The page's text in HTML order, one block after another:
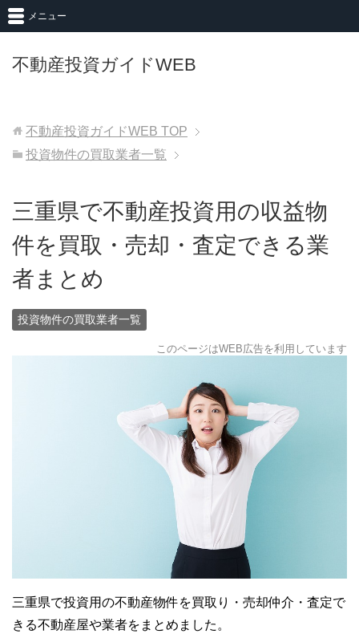
不動産投資ガイドWEB
メニュー
不動産投資ガイドWEB TOP
投資物件の買取業者一覧
三重県で不動産投資用の収益物
件を買取・売却・査定できる業
者まとめ
投資物件の買取業者一覧
このページはWEB広告を利用しています
三重県で投資用の不動産物件を買取り・売却仲介・査定で
きる不動産屋や業者をまとめました。